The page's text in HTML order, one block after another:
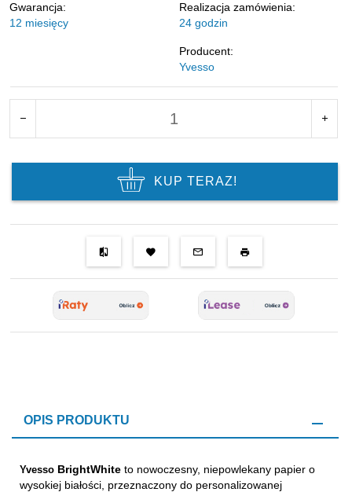
Gwarancja:
12 miesięcy
Realizacja zamówienia:
24 godzin
Producent:
Yvesso
KUP TERAZ!
OPIS PRODUKTU
Yvesso BrightWhite to nowoczesny, niepowlekany papier o
wysokiej białości, przeznaczony do personalizowanej